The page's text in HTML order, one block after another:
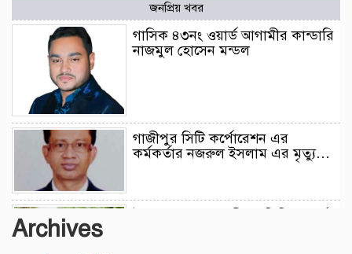
জনপ্রিয় খবর
গাসিক ৪৩নং ওয়ার্ড আগামীর কান্ডারি
নাজমুল হোসেন মন্ডল
গাজীপুর সিটি কর্পোরেশন এর
কর্মকর্তার নজরুল ইসলাম এর মৃত্যু…
Archives